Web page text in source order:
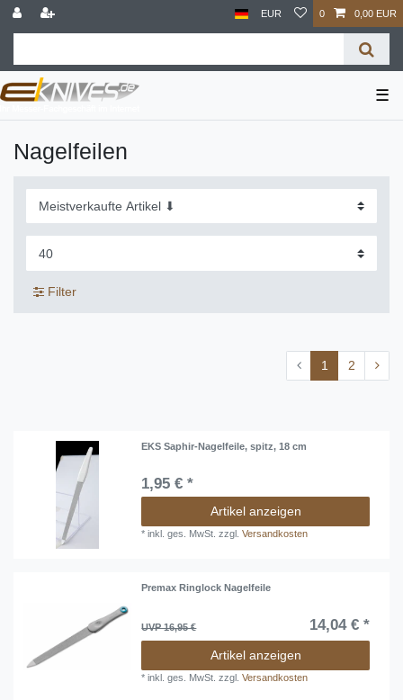
EUR 0 0,00 EUR
☰
Nagelfeilen
Filter
1 2
EKS Saphir-Nagelfeile, spitz, 18 cm
1,95 € *
Artikel anzeigen
*inkl. ges. MwSt. zzgl.Versandkosten
Premax Ringlock Nagelfeile
UVP 16,95 € 14,04 € *
Artikel anzeigen
*inkl. ges. MwSt. zzgl.Versandkosten